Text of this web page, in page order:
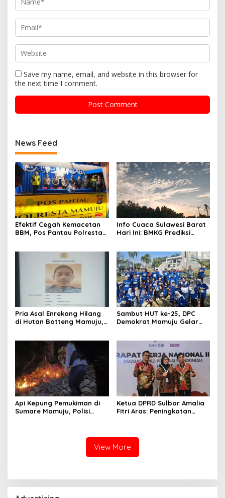
Save my name, email, and website in this browser for
the next time I comment.
News Feed
Efektif Cegah Kemacetan
BBM, Pos Pantau Polresta
Info Cuaca Sulawesi Barat
Hari Ini: BMKG Prediksi
Pria Asal Enrekang Hilang
di Hutan Botteng Mamuju,
Sambut HUT ke-25, DPC
Demokrat Mamuju Gelar
Api Kepung Pemukiman di
Sumare Mamuju, Polisi
Ketua DPRD Sulbar Amalia
Fitri Aras: Peningkatan
View More